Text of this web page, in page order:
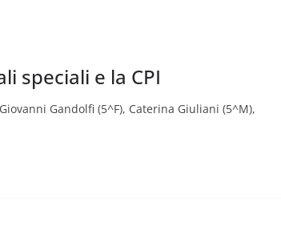
speciali e la CPI
Gandolfi (5^F), Caterina Giuliani (5^M),